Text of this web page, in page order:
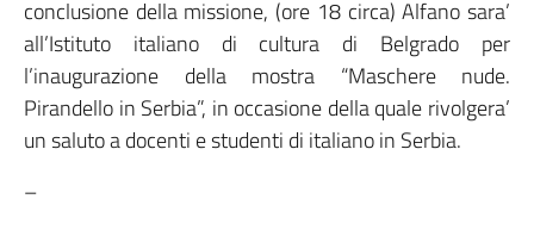
conclusione della missione, (ore 18 circa) Alfano sara’
all’Istituto italiano di cultura di Belgrado per
l’inaugurazione della mostra “Maschere nude.
Pirandello in Serbia”, in occasione della quale rivolgera’
un saluto a docenti e studenti di italiano in Serbia.
–